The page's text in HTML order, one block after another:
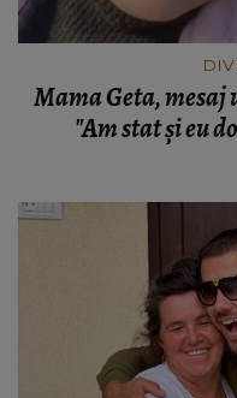
Mama Geta,
"Am stat şi eu